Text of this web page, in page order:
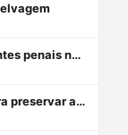
O debate sobre a menção aos antecedentes penais no júri
A importância da cadeia de custódia para preservar a prova penal